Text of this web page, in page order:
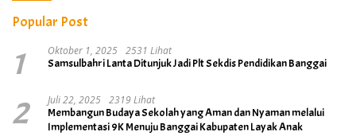
Popular Post
1 Oktober 1, 2025 2531 Lihat
Samsulbahri Lanta Ditunjuk Jadi Plt Sekdis Pendidikan Banggai
2 Juli 22, 2025 2319 Lihat
Membangun Budaya Sekolah yang Aman dan Nyaman melalui
Implementasi 9K Menuju Banggai Kabupaten Layak Anak